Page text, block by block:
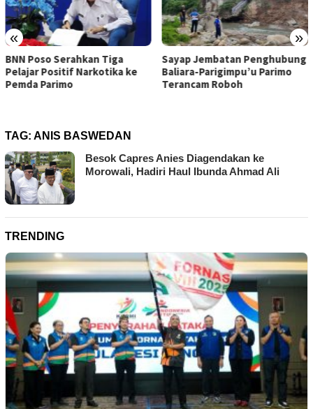
« »
Sayap Jembatan Penghubung
Baliara-Parigimpu’u Parimo
Terancam Roboh
Karyawan PT UKK yang Jatuh
dari Tongkang di Jetty
Ganda-Ganda Ditemukan
TAG: ANIS BASWEDAN
Besok Capres Anies Diagendakan ke
Morowali, Hadiri Haul Ibunda Ahmad Ali
TRENDING